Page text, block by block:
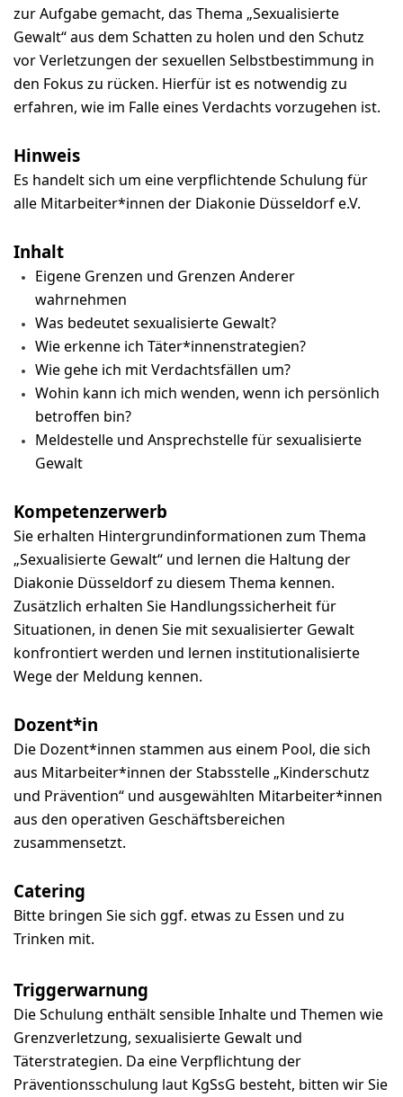
zur Aufgabe gemacht, das Thema „Sexualisierte
Gewalt“ aus dem Schatten zu holen und den Schutz
vor Verletzungen der sexuellen Selbstbestimmung in
den Fokus zu rücken. Hierfür ist es notwendig zu
erfahren, wie im Falle eines Verdachts vorzugehen ist.
Hinweis
Es handelt sich um eine verpflichtende Schulung für
alle Mitarbeiter*innen der Diakonie Düsseldorf e.V.
Inhalt
Eigene Grenzen und Grenzen Anderer
wahrnehmen
Was bedeutet sexualisierte Gewalt?
Wie erkenne ich Täter*innenstrategien?
Wie gehe ich mit Verdachtsfällen um?
Wohin kann ich mich wenden, wenn ich persönlich
betroffen bin?
Meldestelle und Ansprechstelle für sexualisierte
Gewalt
Kompetenzerwerb
Sie erhalten Hintergrundinformationen zum Thema
„Sexualisierte Gewalt“ und lernen die Haltung der
Diakonie Düsseldorf zu diesem Thema kennen.
Zusätzlich erhalten Sie Handlungssicherheit für
Situationen, in denen Sie mit sexualisierter Gewalt
konfrontiert werden und lernen institutionalisierte
Wege der Meldung kennen.
Dozent*in
Die Dozent*innen stammen aus einem Pool, die sich
aus Mitarbeiter*innen der Stabsstelle „Kinderschutz
und Prävention“ und ausgewählten Mitarbeiter*innen
aus den operativen Geschäftsbereichen
zusammensetzt.
Catering
Bitte bringen Sie sich ggf. etwas zu Essen und zu
Trinken mit.
Triggerwarnung
Die Schulung enthält sensible Inhalte und Themen wie
Grenzverletzung, sexualisierte Gewalt und
Täterstrategien. Da eine Verpflichtung der
Präventionsschulung laut KgSsG besteht, bitten wir Sie